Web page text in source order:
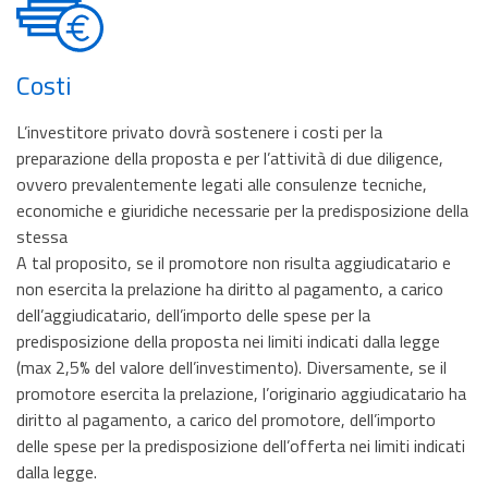
Costi
L’investitore privato dovrà sostenere i costi per la
preparazione della proposta e per l’attività di due diligence,
ovvero prevalentemente legati alle consulenze tecniche,
economiche e giuridiche necessarie per la predisposizione della
stessa
A tal proposito, se il promotore non risulta aggiudicatario e
non esercita la prelazione ha diritto al pagamento, a carico
dell’aggiudicatario, dell’importo delle spese per la
predisposizione della proposta nei limiti indicati dalla legge
(max 2,5% del valore dell’investimento). Diversamente, se il
promotore esercita la prelazione, l’originario aggiudicatario ha
diritto al pagamento, a carico del promotore, dell’importo
delle spese per la predisposizione dell’offerta nei limiti indicati
dalla legge.